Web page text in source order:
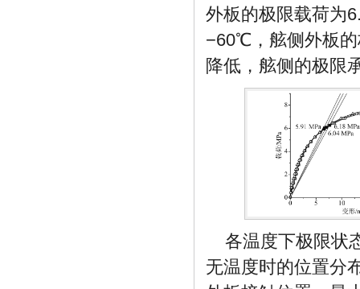
外板的极限载荷为
−60℃，舷侧外板的
降低，舷侧的极限
各温度下极限状
无温度时的位置分